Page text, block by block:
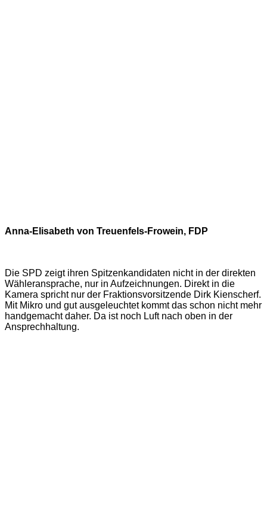
Anna-Elisabeth von Treuenfels-Frowein, FDP
Die SPD zeigt ihren Spitzenkandidaten nicht in der direkten
Wähleransprache, nur in Aufzeichnungen. Direkt in die
Kamera spricht nur der Fraktionsvorsitzende Dirk Kienscherf.
Mit Mikro und gut ausgeleuchtet kommt das schon nicht mehr
handgemacht daher. Da ist noch Luft nach oben in der
Ansprechhaltung.